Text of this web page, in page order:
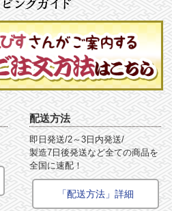
配送方法
即日発送/2～3日内発送/
製造7日後発送など全ての商品を
全国に速配！
「配送方法」詳細